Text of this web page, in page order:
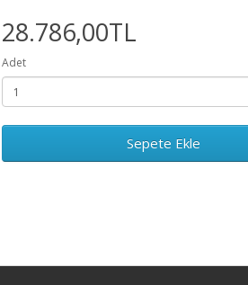
28.786,00TL
Adet
Sepete Ekle